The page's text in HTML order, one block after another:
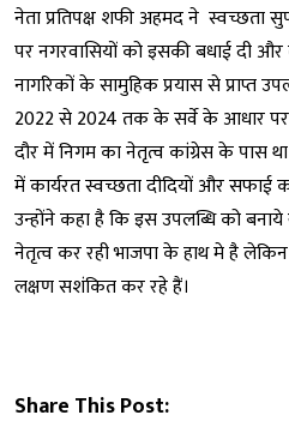
नेता प्रतिपक्ष शफी अहमद ने स्वच्छता
पर नगरवासियों को इसकी बधाई दी
नागरिकों के सामुहिक प्रयास से प्राप्त
2022 से 2024 तक के सर्वे के आधार
दौर में निगम का नेतृत्व कांग्रेस के पास
में कार्यरत स्वच्छता दीदियों और सफाई
उन्होंने कहा है कि इस उपलब्धि को
नेतृत्व कर रही भाजपा के हाथ मे है
लक्षण सशंकित कर रहे हैं।
Share This Post: